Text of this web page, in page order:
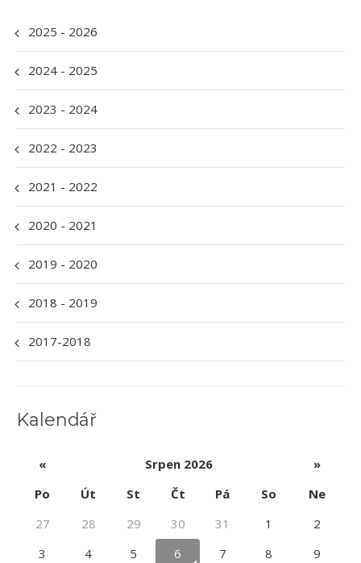
2025 - 2026
2024 - 2025
2023 - 2024
2022 - 2023
2021 - 2022
2020 - 2021
2019 - 2020
2018 - 2019
2017-2018
Kalendář
« Srpen 2026
»
Po
Út St Čt Pá So
Ne
27
28 29 30 31 1
2
3
4 5 6 7 8
9